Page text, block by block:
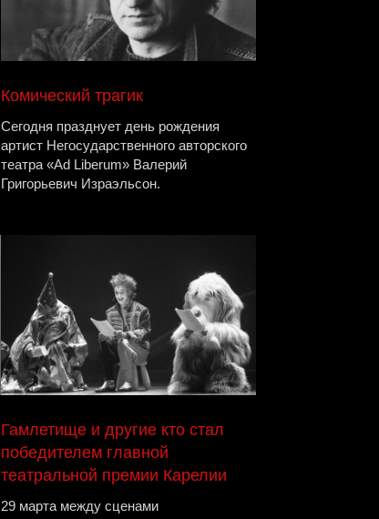
Комический трагик
Сегодня празднует день рождения
артист Негосударственного авторского
театра «Ad Liberum» Валерий
Григорьевич Израэльсон.
Гамлетище и другие кто стал
победителем главной
театральной премии Карелии
29 марта между сценами